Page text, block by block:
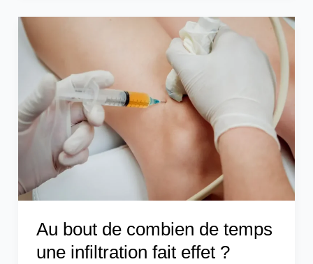
Au bout de combien de temps
une infiltration fait effet ?
de
combien
de
temps
infiltration
fait
effet
?